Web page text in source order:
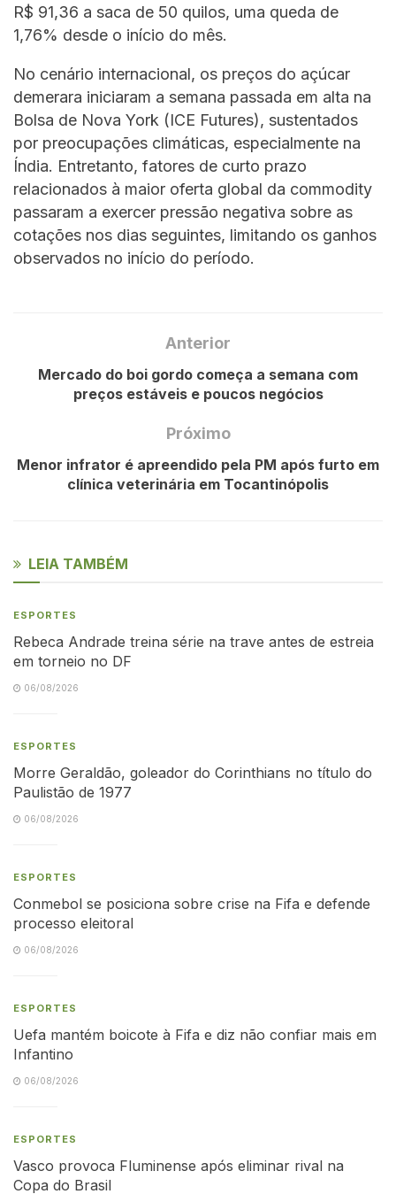
R$ 91,36 a saca de 50 quilos, uma queda de
1,76% desde o início do mês.
No cenário internacional, os preços do açúcar
demerara iniciaram a semana passada em alta na
Bolsa de Nova York (ICE Futures), sustentados
por preocupações climáticas, especialmente na
Índia. Entretanto, fatores de curto prazo
relacionados à maior oferta global da commodity
passaram a exercer pressão negativa sobre as
cotações nos dias seguintes, limitando os ganhos
observados no início do período.
Anterior
Mercado do boi gordo começa a semana com
preços estáveis e poucos negócios
Próximo
Menor infrator é apreendido pela PM após furto em
clínica veterinária em Tocantinópolis
LEIA TAMBÉM
ESPORTES
Rebeca Andrade treina série na trave antes de estreia
em torneio no DF
06/08/2026
ESPORTES
Morre Geraldão, goleador do Corinthians no título do
Paulistão de 1977
06/08/2026
ESPORTES
Conmebol se posiciona sobre crise na Fifa e defende
processo eleitoral
06/08/2026
ESPORTES
Uefa mantém boicote à Fifa e diz não confiar mais em
Infantino
06/08/2026
ESPORTES
Vasco provoca Fluminense após eliminar rival na
Copa do Brasil